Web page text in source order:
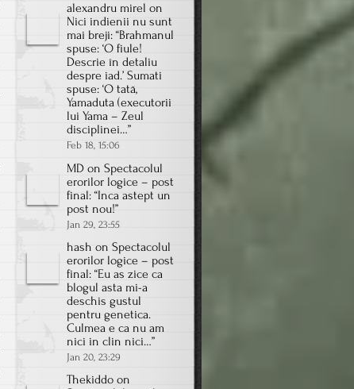
alexandru mirel on
Nici indienii nu sunt
mai breji: “Brahmanul
spuse: ‘O fiule!
Descrie în detaliu
despre iad.’ Sumati
spuse: ‘O tată,
Yamaduta (executorii
lui Yama – Zeul
disciplinei…”
Feb 18, 15:06
MD on Spectacolul
erorilor logice – post
final: “Inca astept un
post nou!”
Jan 29, 23:55
hash on Spectacolul
erorilor logice – post
final: “Eu as zice ca
blogul asta mi-a
deschis gustul
pentru genetica.
Culmea e ca nu am
nici in clin nici…”
Jan 20, 23:29
Thekiddo on